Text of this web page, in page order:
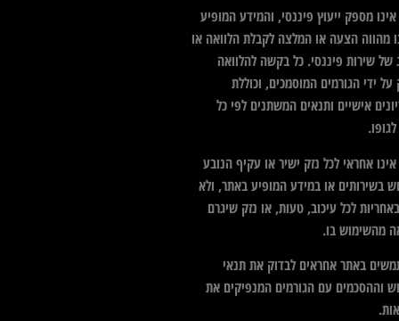
מספק ייעוץ פיננסי, והמידע המופיע
מהווה הצעה או המלצה לקבלת הלוואה או
של שירות פיננסי. כל בקשה להלוואה
על ידי הגורמים המוסמכים, וכוללת
אישיים ותנאים המשתנים לפי כל
אחראי לכל נזק ישיר או עקיף הנובע
בשירותים או במידע המופיע באתר, ולא
לכל עיכוב, טעות, או נזק שיגרם
מהשימוש בו.
באתר אחראים לבדוק את תנאי
וההסכמים עם הגורמים המנפיקים את